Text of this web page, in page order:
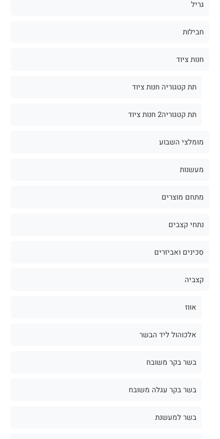
גריל
חבילות
חנות ציוד
תת קטגוריה חנות ציוד
תת קטגוריה2 חנות ציוד
מומלצי השבוע
מעשנות
מתחם מוצרים
נתחי קצבים
סכינים ואביזרים
קצביה
אווז
אלכוהול ליד הבשר
בשר בקר משובח
בשר בקר עגלה משובח
בשר למעשנת